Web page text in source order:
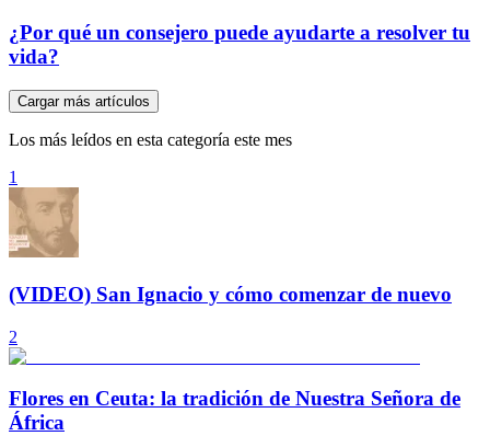
¿Por qué un consejero puede ayudarte a resolver tu
vida?
Cargar más artículos
Los más leídos en esta categoría este mes
1
(VIDEO) San Ignacio y cómo comenzar de nuevo
2
Flores en Ceuta: la tradición de Nuestra Señora de
África